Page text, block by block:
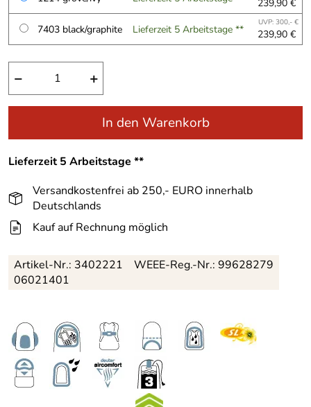
239,90 €
7403 black/graphite
Lieferzeit 5 Arbeitstage ** UVP: 300,- €
239,90 €
− +
In den Warenkorb
Lieferzeit 5 Arbeitstage **
Versandkostenfrei ab 250,- EURO innerhalb
Deutschlands
Kauf auf Rechnung möglich
Artikel-Nr.: 3402221
06021401
WEEE-Reg.-Nr.: 99628279